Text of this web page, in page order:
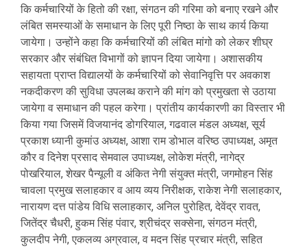
कि कर्मचारियों के हितो की रक्षा, संगठन की गरिमा को बनाए रखने और
लंबित समस्याओं के समाधान के लिए पूरी निष्ठा के साथ कार्य किया
जायेगा। उन्होंने कहा कि कर्मचारियों की लंबित मांगो को लेकर शीघ्र
सरकार और संबंधित विभागों को ज्ञापन दिया जायेगा। अशासकीय
सहायता प्राप्त विद्यालयों के कर्मचारियों को सेवानिवृत्ति पर अवकाश
नकदीकरण की सुविधा उपलब्ध कराने की मांग को प्रमुखता से उठाया
जायेगा व समाधान की पहल करेगा। प्रांतीय कार्यकारणी का विस्तार भी
किया गया जिसमें विजयानंद डोगरियाल, गढवाल मंडल अध्यक्ष, सूर्य
प्रकाश ध्यानी कुमांउ अध्यक्ष, आशा राम डोभाल वरिष्ठ उपाध्यक्ष, अमृत
कौर व दिनेश प्रसाद सेमवाल उपाध्यक्ष, लोकेश मंत्री, नागेद्र
पोखरियाल, शेखर पैन्यूली व अंकित नेगी संयुक्त मंत्री, जगमोहन सिंह
चावला प्रमुख सलाहकार व आय व्यय निरीक्षक, राकेश नेगी सलाहकार,
नारायण दत्त पांडेय विधि सलाहकार, अनिल पुरोहित, देवेंद्र रावत,
जितेंद्र चैधरी, हुकम सिंह पंवार, श्रीचंद्र सक्सेना, संगठन मंत्री,
कुलदीप नेगी, एकलव्य अग्रवाल, व मदन सिंह प्रचार मंत्री, सहित